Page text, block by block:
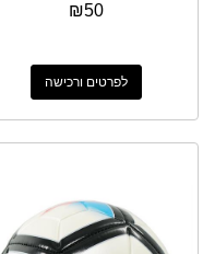
₪50
לפרטים ורכישה